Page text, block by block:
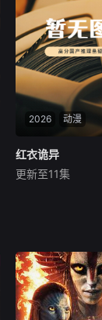
识，揭开大海藏
密。课堂内容浅
鲜活，告别枯燥
跟着浪花一步步
秘。在轻松的观
拓宽眼界、增长
索自然的好奇心
洋、爱护生态的
受蓝色海洋独有的
2026 动漫
红衣诡异
未知
红衣诡异
更新至11集